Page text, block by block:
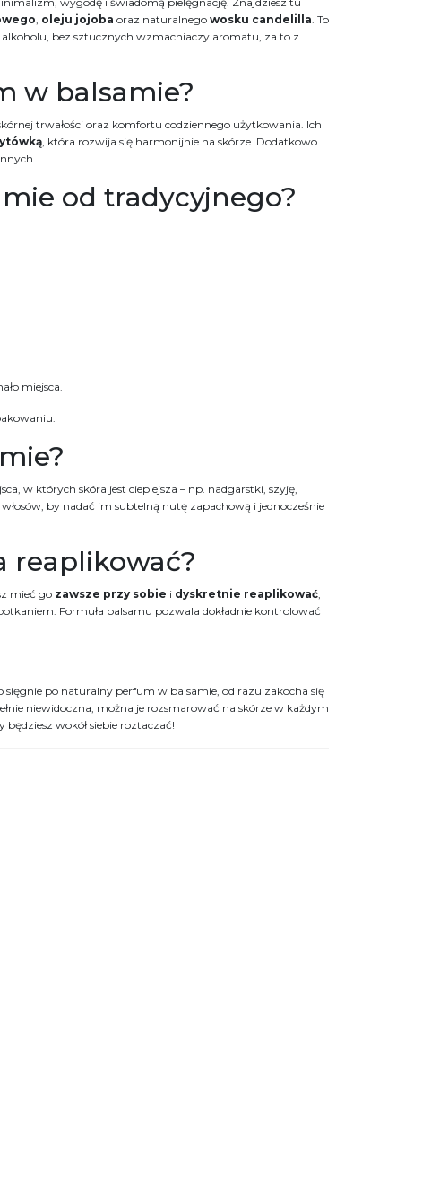
oleju jojoba oraz naturalnego wosku candelilla . To
bez sztucznych wzmacniaczy aromatu, za to z
w balsamie?
trwałości oraz komfortu codziennego użytkowania. Ich
, która rozwija się harmonijnie na skórze. Dodatkowo
od tradycyjnego?
miejsca.
w których skóra jest cieplejsza – np. nadgarstki, szyję,
by nadać im subtelną nutę zapachową i jednocześnie
reaplikować?
mieć go zawsze przy sobie i dyskretnie reaplikować
Formuła balsamu pozwala dokładnie kontrolować
sięgnie po naturalny perfum w balsamie, od razu zakocha się
niewidoczna, można je rozsmarować na skórze w każdym
wokół siebie roztaczać!